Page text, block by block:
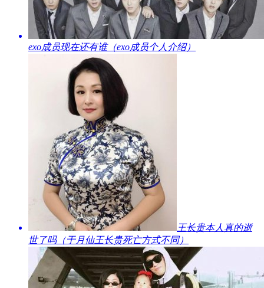
​exo成员现在还有谁（exo成员个人介绍）
​王长贵本人真的逝
世了吗（于月仙王长贵死亡方式不同）